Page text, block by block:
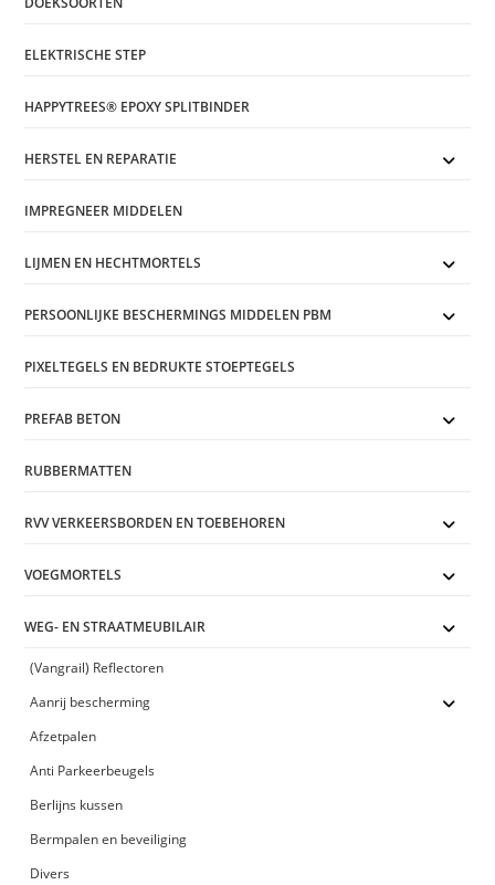
ELEKTRISCHE STEP
HAPPYTREES® EPOXY SPLITBINDER
HERSTEL EN REPARATIE
IMPREGNEER MIDDELEN
LIJMEN EN HECHTMORTELS
PERSOONLIJKE BESCHERMINGS MIDDELEN PBM
PIXELTEGELS EN BEDRUKTE STOEPTEGELS
PREFAB BETON
RUBBERMATTEN
RVV VERKEERSBORDEN EN TOEBEHOREN
VOEGMORTELS
WEG- EN STRAATMEUBILAIR
(Vangrail) Reflectoren
Aanrij bescherming
Afzetpalen
Anti Parkeerbeugels
Berlijns kussen
Bermpalen en beveiliging
Divers